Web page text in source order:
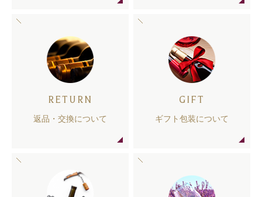
RETURN
返品・交換について
GIFT
ギフト包装について